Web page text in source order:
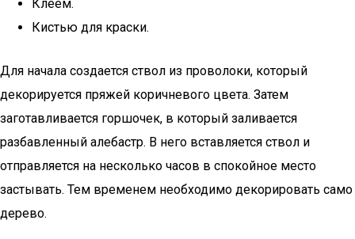
Клеем.
Кистью для краски.
Для начала создается ствол из проволоки, который
декорируется пряжей коричневого цвета. Затем
заготавливается горшочек, в который заливается
разбавленный алебастр. В него вставляется ствол и
отправляется на несколько часов в спокойное место
застывать. Тем временем необходимо декорировать само
дерево.